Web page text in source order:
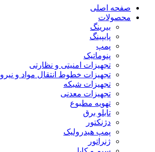
صفحه اصلی
محصولات
بیرینگ
پایپینگ
پمپ
پنوماتیک
تجهیزات امنیتی و نظارتی
تجهیزات خطوط انتقال مواد و نیرو
تجهیزات شبکه
تجهیزات معدنی
تهویه مطبوع
تابلو برق
دژنکتور
پمپ هیدرولیک
ژنراتور